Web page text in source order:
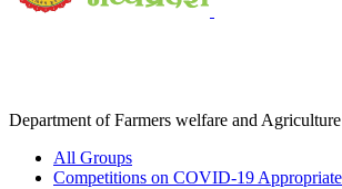
Department of Farmers welfare and
All Groups
Competitions on COVID-19